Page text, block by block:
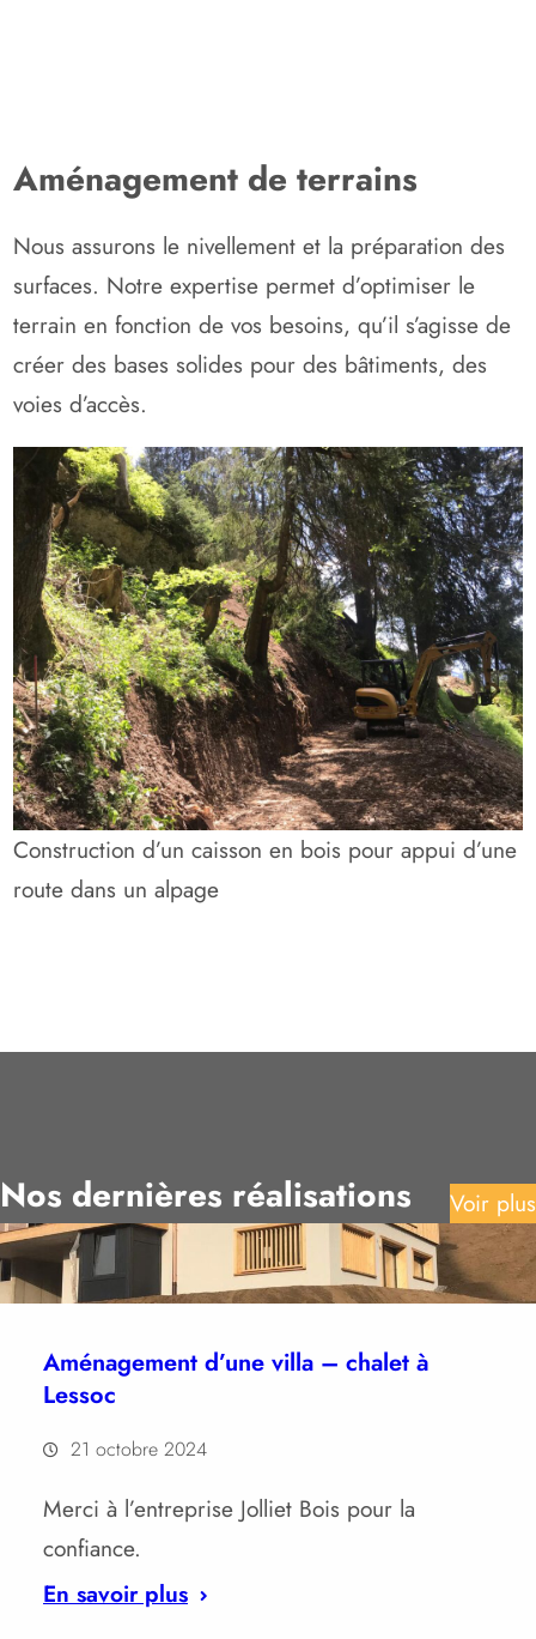
Aménagement de terrains
Nous assurons le nivellement et la préparation des
surfaces. Notre expertise permet d’optimiser le
terrain en fonction de vos besoins, qu’il s’agisse de
créer des bases solides pour des bâtiments, des
voies d’accès.
Construction d’un caisson en bois pour appui d’une
route dans un alpage
Nos dernières réalisations Voir plus
Aménagement d’une villa – chalet à
Lessoc
21 octobre 2024
Merci à l’entreprise Jolliet Bois pour la
confiance.
En savoir plus